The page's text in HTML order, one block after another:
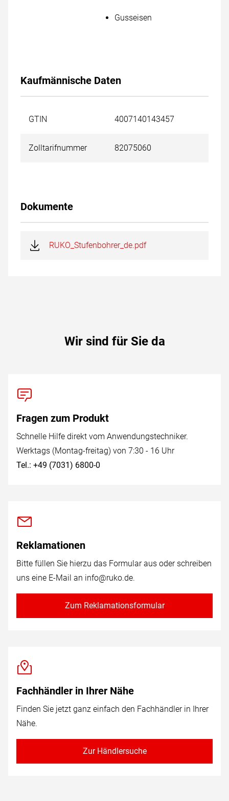
Gusseisen
Kaufmännische Daten
GTIN 4007140143457
Zolltarifnummer 82075060
Dokumente
RUKO_Stufenbohrer_de.pdf
Wir sind für Sie da
Fragen zum Produkt
Schnelle Hilfe direkt vom Anwendungstechniker.
Werktags (Montag-freitag) von 7:30 - 16 Uhr
Tel.: +49 (7031) 6800-0
Reklamationen
Bitte füllen Sie hierzu das Formular aus oder schreiben
uns eine E-Mail an info@ruko.de.
Zum Reklamationsformular
Fachhändler in Ihrer Nähe
Finden Sie jetzt ganz einfach den Fachhändler in Ihrer
Nähe.
Zur Händlersuche